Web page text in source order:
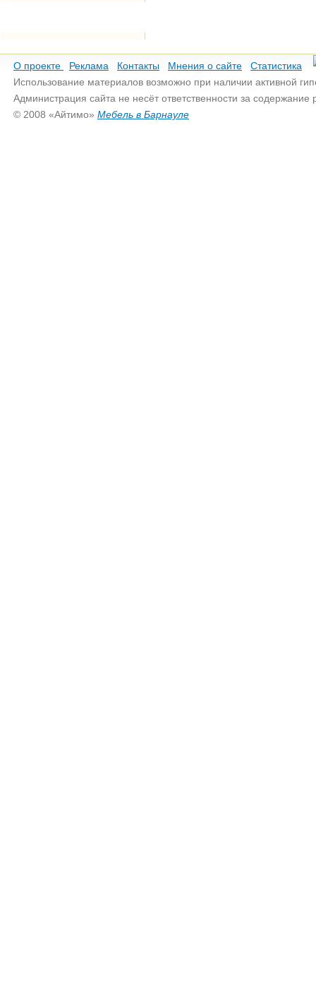
О проекте Реклама Контакты Мнения о сайте
Статистика
Использование материалов возможно при наличии активной
Администрация сайта не несёт ответственности за
© 2008 «Айтимо» Мебель в Барнауле